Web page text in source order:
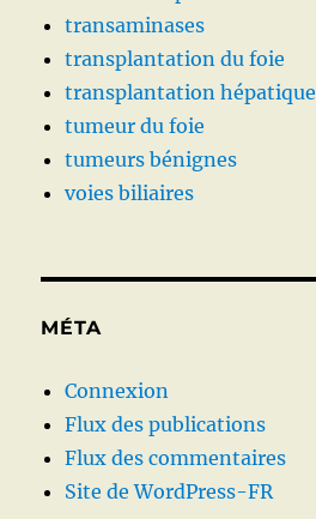
transaminases
transplantation du foie
transplantation hépatique
tumeur du foie
tumeurs bénignes
voies biliaires
MÉTA
Connexion
Flux des publications
Flux des commentaires
Site de WordPress-FR